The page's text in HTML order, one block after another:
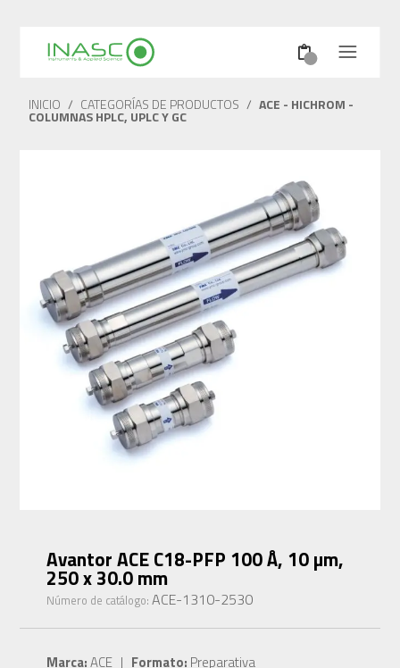
INICIO / CATEGORÍAS DE PRODUCTOS / ACE - HICHROM -
COLUMNAS HPLC, UPLC Y GC
Avantor ACE C18-PFP 100 Å, 10 µm,
250 x 30.0 mm
Número de catálogo:ACE-1310-2530
Marca:ACE | Formato: Preparativa